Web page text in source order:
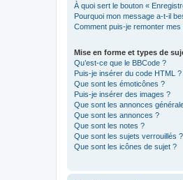
À quoi sert le bouton «
Pourquoi mon message a-t-il
Comment puis-je remonter mes
Mise en forme et types de
Qu’est-ce que le BBCode ?
Puis-je insérer du code HTML ?
Que sont les émoticônes ?
Puis-je insérer des images ?
Que sont les annonces
Que sont les annonces ?
Que sont les notes ?
Que sont les sujets verrouillés ?
Que sont les icônes de sujet ?